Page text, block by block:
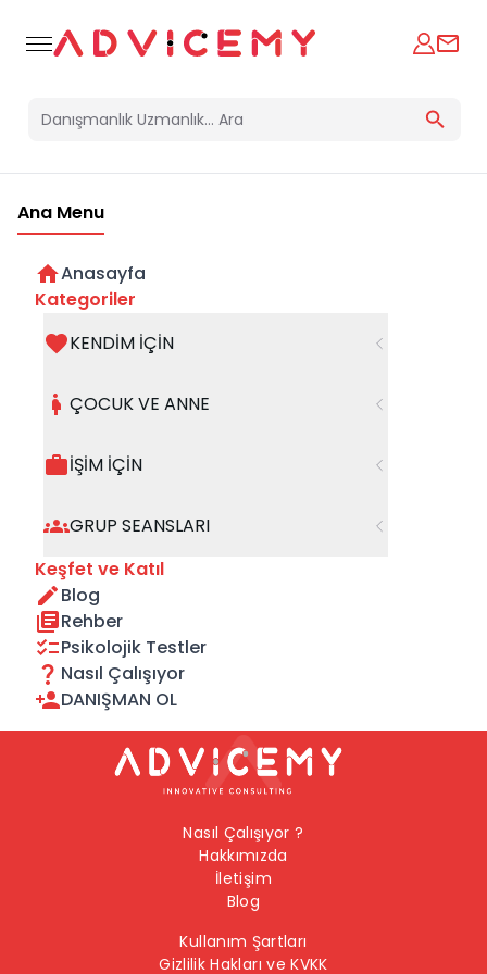
Ana Menu
Anasayfa
Kategoriler
KENDİM İÇİN
ÇOCUK VE ANNE
İŞİM İÇİN
GRUP SEANSLARI
Keşfet ve Katıl
Blog
Rehber
Psikolojik Testler
Nasıl Çalışıyor
DANIŞMAN OL
halinde whatsapp hattımızdan iletişime
Nasıl Çalışıyor ?
Hakkımızda
İletişim
Blog
Kullanım Şartları
Gizlilik Hakları ve KVKK